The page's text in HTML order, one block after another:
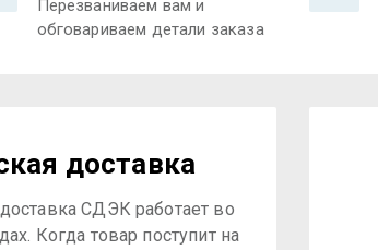
Перезваниваем вам и
обговариваем детали заказа
доставка
СДЭК работает во
Когда товар поступит на